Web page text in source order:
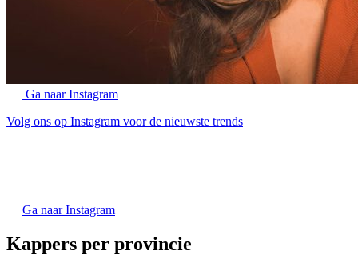
Ga naar Instagram
Volg ons op Instagram voor de nieuwste trends
Ga naar Instagram
Kappers per provincie